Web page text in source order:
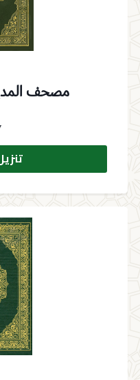
مصحف